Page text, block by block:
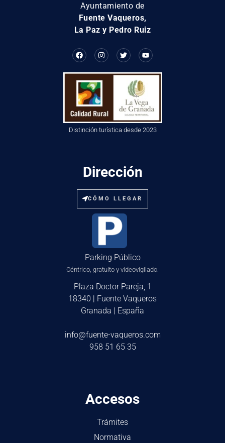
Ayuntamiento de
Fuente Vaqueros,
La Paz y Pedro Ruiz
Distinción turística desde 2023
Dirección
CÓMO LLEGAR
Parking Público
Céntrico, gratuito y videovigilado.
Plaza Doctor Pareja, 1
18340 | Fuente Vaqueros
Granada | España
info@fuente-vaqueros.com
958 51 65 35
Accesos
Trámites
Normativa